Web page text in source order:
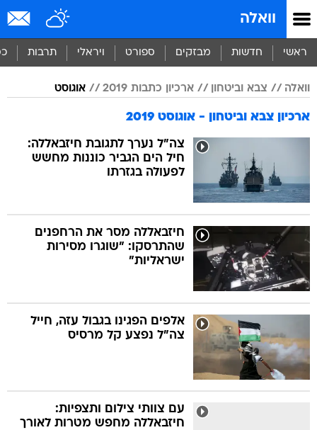
וואלה
ראשי חדשות מבזקים ספורט ויראלי תרבות
וואלה צבא וביטחון ארכיון כתבות 2019 אוגוסט
ארכיון צבא וביטחון - אוגוסט 2019
צה"ל נערך לתגובת חיזבאללה:
חיל הים הגביר כוננות מחשש
לפעולה בגזרתו
חיזבאללה מסר את הרחפנים
שהתרסקו: "שוגרו מסירות
ישראליות"
אלפים הפגינו בגבול עזה, חייל
צה"ל נפצע קל מרסיס
עם צוותי צילום ותצפיות:
חיזבאללה מחפש מטרות לאורך